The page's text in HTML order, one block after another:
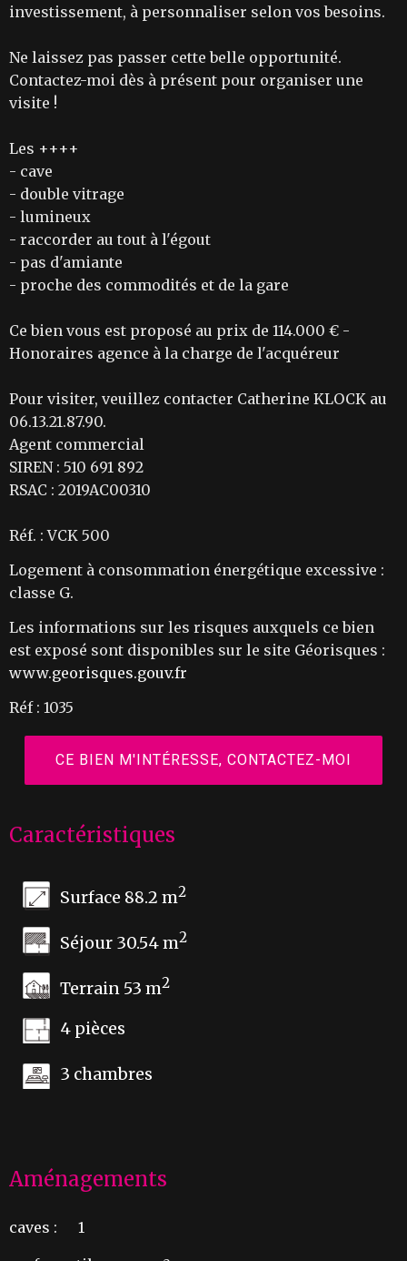
investissement, à personnaliser selon vos besoins.
Ne laissez pas passer cette belle opportunité.
Contactez-moi dès à présent pour organiser une
visite !
Les ++++
- cave
- double vitrage
- lumineux
- raccorder au tout à l'égout
- pas d'amiante
- proche des commodités et de la gare
Ce bien vous est proposé au prix de 114.000 € -
Honoraires agence à la charge de l'acquéreur
Pour visiter, veuillez contacter Catherine KLOCK au
06.13.21.87.90.
Agent commercial
SIREN : 510 691 892
RSAC : 2019AC00310
Réf. : VCK 500
Logement à consommation énergétique excessive :
classe G.
Les informations sur les risques auxquels ce bien
est exposé sont disponibles sur le site Géorisques :
www.georisques.gouv.fr
Réf : 1035
CE BIEN M'INTÉRESSE, CONTACTEZ-MOI
Caractéristiques
Surface 88.2 m2
Séjour 30.54 m2
Terrain 53 m2
4 pièces
3 chambres
Aménagements
caves : 1